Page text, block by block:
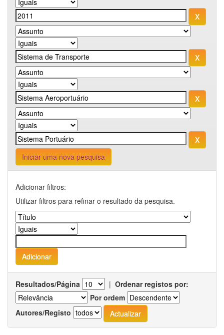
Iniciar uma nova pesquisa
Adicionar filtros:
Utilizar filtros para refinar o resultado da pesquisa.
Resultados/Página | Ordenar registos por:
Por ordem
Autores/Registo